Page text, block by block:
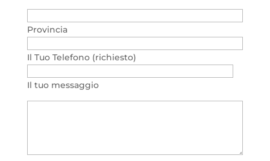
Provincia
Il Tuo Telefono (richiesto)
Il tuo messaggio